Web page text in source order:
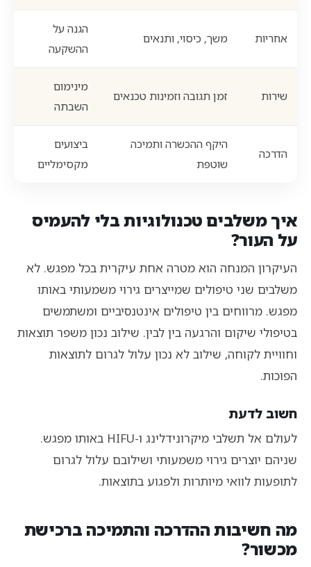
אחריות משך, כיסוי, ותנאים
הגנה על
ההשקעה
שירות זמן תגובה וזמינות טכנאים
מינימום
השבתה
הדרכה
היקף ההכשרה ותמיכה
שוטפת
ביצועים
מקסימליים
איך משלבים טכנולוגיות בלי להעמיס
על העור?
העיקרון המנחה הוא מטרה אחת עיקרית בכל מפגש. לא
משלבים שני טיפולים שמייצרים גירוי משמעותי באותו
מפגש. מרווחים בין טיפולים אינטנסיביים ומשתמשים
בטיפולי שיקום והרגעה בין לבין. שילוב נכון משפר תוצאות
וחוויית לקוחה, שילוב לא נכון עלול לגרום לתוצאות
הפוכות.
חשוב לדעת
לעולם אל תשלבי מיקרונידלינג ו-HIFU באותו מפגש.
שניהם יוצרים גירוי משמעותי ושילובם עלול לגרום
לתופעות לוואי מיותרות ולפגוע בתוצאות.
מה חשיבות ההדרכה והתמיכה ברכישת
מכשור?